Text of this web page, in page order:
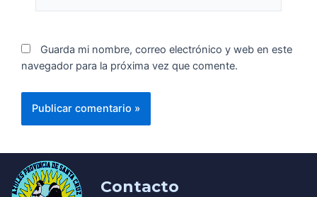
Guarda mi nombre, correo electrónico y web en este
navegador para la próxima vez que comente.
Contacto